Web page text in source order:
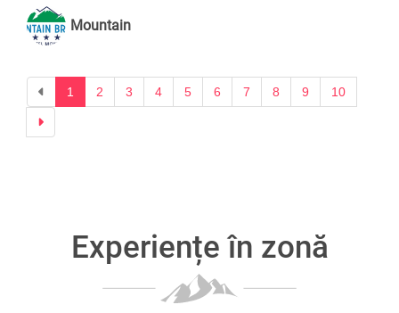
Mountain
Previous
1 2 3 4 5 6 7 8 9 10
Next
Experiențe în zonă